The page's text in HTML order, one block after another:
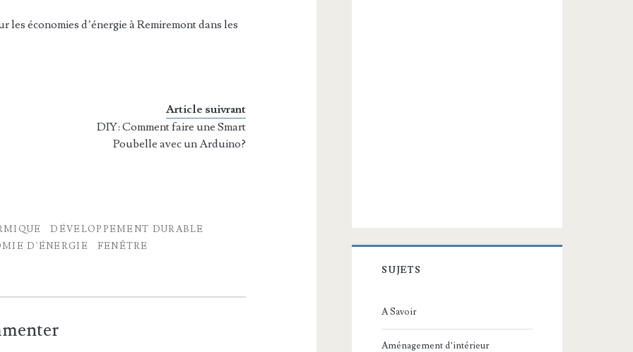
les économies d’énergie à Remiremont dans les
Article suivrant
DIY: Comment faire une Smart
Poubelle avec un Arduino?
DÉVELOPPEMENT DURABLE
D'ÉNERGIE
FENÊTRE
SUJETS
A Savoir
Aménagement d’intérieur